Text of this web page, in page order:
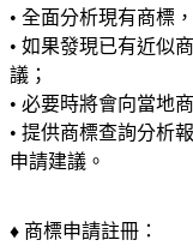
• 全面分析現有商標
• 如果發現已有近似
議；
• 必要時將會向當地
• 提供商標查詢分析
申請建議。
♦ 商標申請註冊：